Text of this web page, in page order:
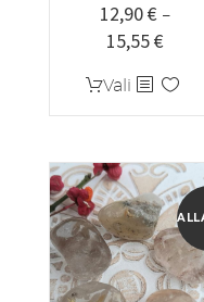
12,90€ –
15,55€
kuni
Vali Sellel
tootel
mitu
varianti.
Valikuid
saab
teha